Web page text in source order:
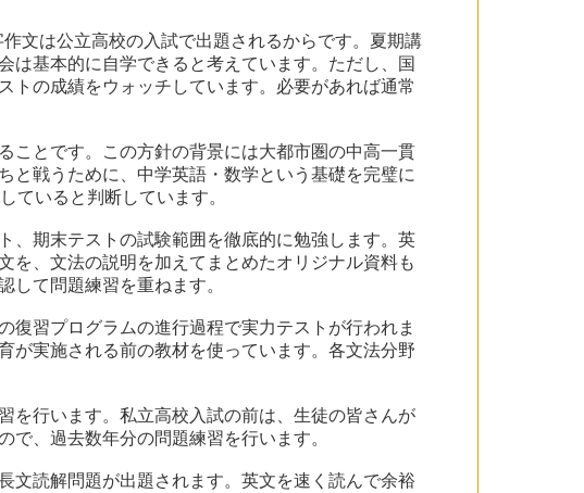
文は公立高校の入試で出題されるからです。夏期講
は基本的に自学できると考えています。ただし、国
トの成績をウォッチしています。必要があれば通常
ことです。この方針の背景には大都市圏の中高一貫
と戦うために、中学英語・数学という基礎を完璧に
ていると判断しています。
、期末テストの試験範囲を徹底的に勉強します。英
を、文法の説明を加えてまとめたオリジナル資料も
て問題練習を重ねます。
復習プログラムの進行過程で実力テストが行われま
が実施される前の教材を使っています。各文法分野
を行います。私立高校入試の前は、生徒の皆さんが
、過去数年分の問題練習を行います。
文読解問題が出題されます。英文を速く読んで余裕